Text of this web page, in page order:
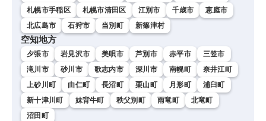
札幌市手稲区
札幌市清田区 江別市 千歳市
恵庭市
北広島市
石狩市 当別町 新篠津村
空知地方
夕張市 岩見沢市 美唄市 芦別市 赤平市
三笠市
滝川市
砂川市 歌志内市 深川市 南幌町
奈井江町
上砂川町
由仁町 長沼町 栗山町 月形町
浦臼町
新十津川町
妹背牛町 秩父別町 雨竜町
北竜町
沼田町